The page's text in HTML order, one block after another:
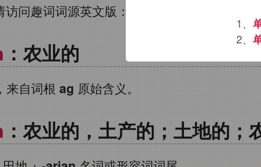
问趣词词源英文版：
：农业的
来自词根 ag 原始含义。
：农业的，土产的；土地的
1、
2、